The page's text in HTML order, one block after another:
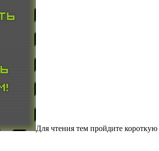
Для чтения тем пройдите короткую